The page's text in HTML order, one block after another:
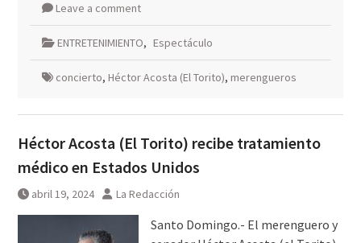
Leave a comment
ENTRETENIMIENTO, Espectáculo
concierto, Héctor Acosta (El Torito), merengueros
Héctor Acosta (El Torito) recibe tratamiento
médico en Estados Unidos
abril 19, 2024 La Redacción
Santo Domingo.- El merenguero y